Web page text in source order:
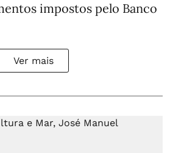
impostos pelo Banco
Ver mais